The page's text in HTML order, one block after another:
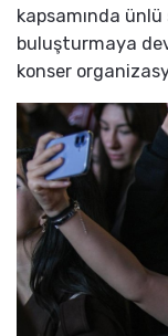
kapsamında
buluşturmaya
konser